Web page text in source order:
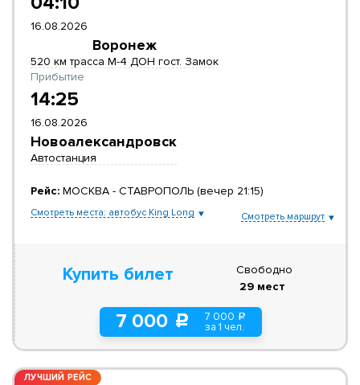
16.08.2026
Воронеж
520 км трасса М-4 ДОН гост. Замок
Прибытие
14:25
16.08.2026
Новоалександровск
Автостанция
Рейс: МОСКВА - СТАВРОПОЛЬ (вечер 21:15)
Смотреть места: автобус King Long Смотреть маршрут
Купить билет
7 000 c 7 000 a
за 1 чел.
Свободно
29 мест
ЛУЧШИЙ РЕЙС